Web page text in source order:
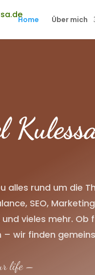
Home Über mich
alles rund um die
SEO,
vieles mehr. Ob
– wir finden
life –